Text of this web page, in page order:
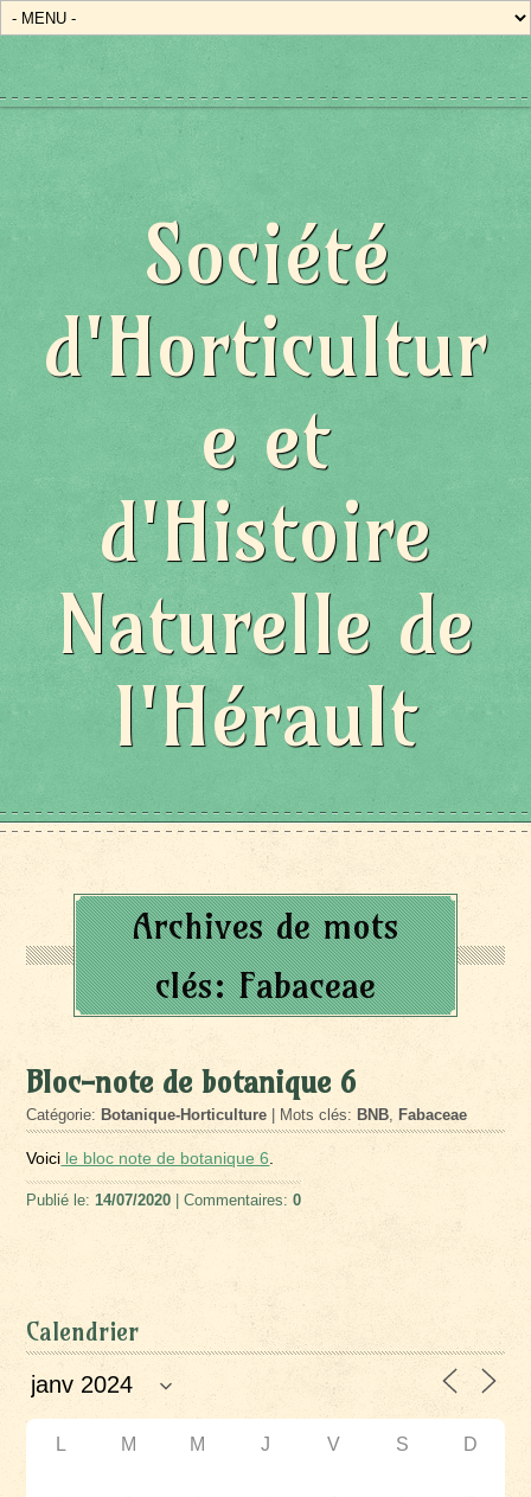
Société
d'Horticultur
e et
d'Histoire
Naturelle de
l'Hérault
Archives de mots
clés:Fabaceae
Bloc-note de botanique 6
Catégorie: Botanique-Horticulture | Mots clés: BNB, Fabaceae
Voici le bloc note de botanique 6
Publié le:14/07/2020 | Commentaires:0
Calendrier
L M M J V S D